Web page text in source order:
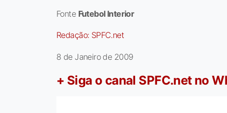
Fonte Futebol Interior
Redação: SPFC.net
8 de Janeiro de 2009
+ Siga o canal SPFC.net no